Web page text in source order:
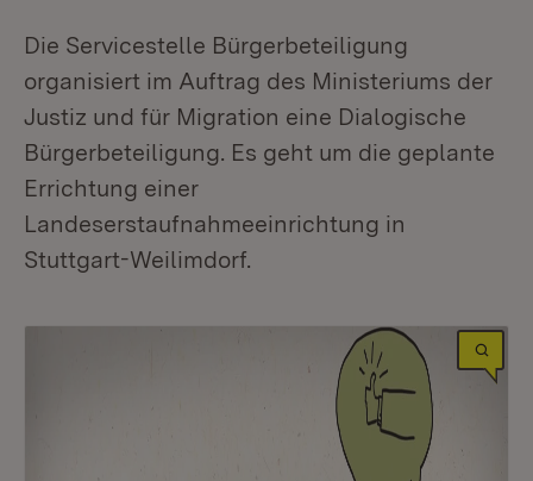
Die Servicestelle Bürgerbeteiligung
organisiert im Auftrag des Ministeriums der
Justiz und für Migration eine Dialogische
Bürgerbeteiligung. Es geht um die geplante
Errichtung einer
Landeserstaufnahmeeinrichtung in
Stuttgart-Weilimdorf.